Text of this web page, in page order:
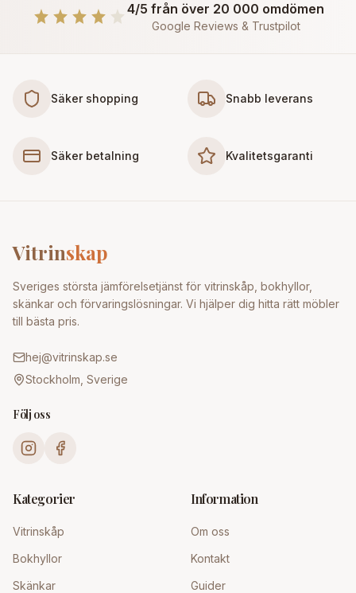
4/5 från över 20 000 omdömen
Google Reviews & Trustpilot
Säker shopping Snabb leverans
Säker betalning Kvalitetsgaranti
Vitrinskap
Sveriges största jämförelsetjänst för vitrinskåp, bokhyllor,
skänkar och förvaringslösningar. Vi hjälper dig hitta rätt möbler
till bästa pris.
hej@vitrinskap.se
Stockholm, Sverige
Följ oss
Kategorier
Vitrinskåp
Bokhyllor
Skänkar
Information
Om oss
Kontakt
Guider